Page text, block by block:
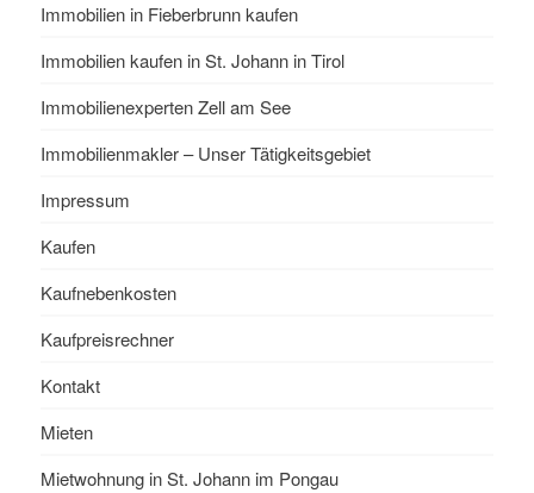
Immobilien in Fieberbrunn kaufen
Immobilien kaufen in St. Johann in Tirol
Immobilienexperten Zell am See
Immobilienmakler – Unser Tätigkeitsgebiet
Impressum
Kaufen
Kaufnebenkosten
Kaufpreisrechner
Kontakt
Mieten
Mietwohnung in St. Johann im Pongau